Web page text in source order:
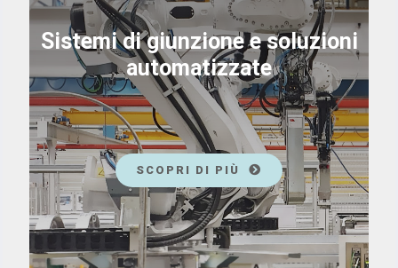
Sistemi di giunzione e soluzioni
automatizzate
SCOPRI DI PIÙ